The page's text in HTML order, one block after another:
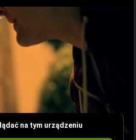
na tym urządzeniu